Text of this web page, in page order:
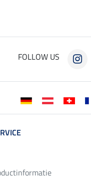
FOLLOW US